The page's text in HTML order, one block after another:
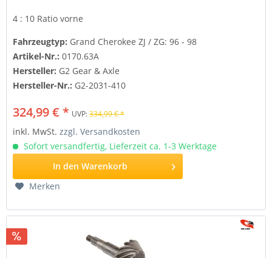
4 : 10 Ratiovorne
Fahrzeugtyp: Grand Cherokee ZJ / ZG: 96 - 98
Artikel-Nr.:0170.63A
Hersteller: G2 Gear & Axle
Hersteller-Nr.: G2-2031-410
324,99 € * UVP:334,99 € *
inkl. MwSt.zzgl. Versandkosten
Sofort versandfertig, Lieferzeit ca. 1-3 Werktage
In den Warenkorb
Merken